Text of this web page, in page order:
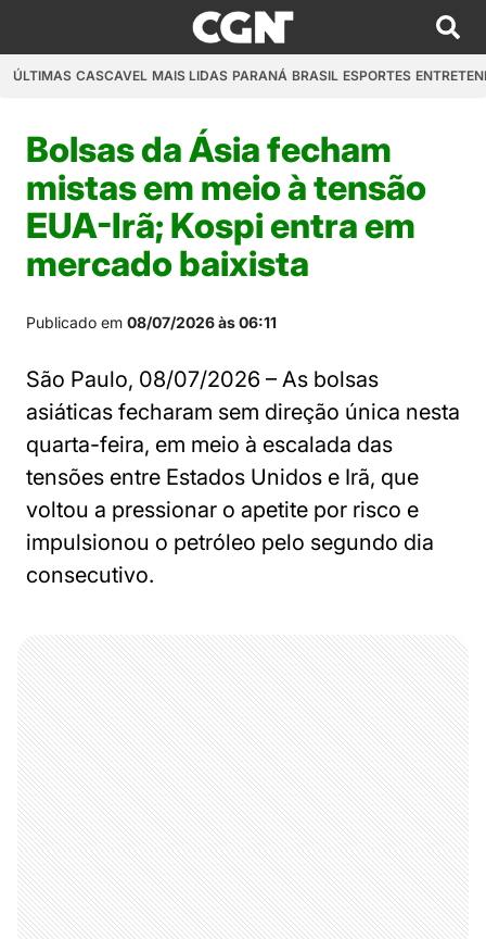
ÚLTIMAS CASCAVEL MAIS LIDAS PARANÁ BRASIL ESPORTES
Bolsas da Ásia fecham
mistas em meio à tensão
EUA-Irã; Kospi entra em
mercado baixista
Publicado em 08/07/2026 às 06:11
São Paulo, 08/07/2026 – As bolsas
asiáticas fecharam sem direção única nesta
quarta-feira, em meio à escalada das
tensões entre Estados Unidos e Irã, que
voltou a pressionar o apetite por risco e
impulsionou o petróleo pelo segundo dia
consecutivo.